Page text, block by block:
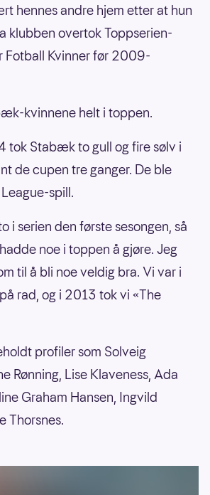
hennes andre hjem etter at hun
klubben overtok Toppserien-
Fotball Kvinner før 2009-
kvinnene helt i toppen.
tok Stabæk to gull og fire sølv i
de cupen tre ganger. De ble
spill.
i serien den første sesongen, så
noe i toppen å gjøre. Jeg
til å bli noe veldig bra. Vi var i
rad, og i 2013 tok vi «The
profiler som Solveig
Rønning, Lise Klaveness, Ada
Graham Hansen, Ingvild
Thorsnes.